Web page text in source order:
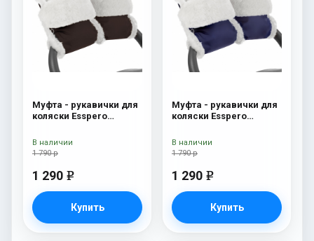
Муфта - рукавички для
коляски Esspero
шерсть) Chocolat
1 790 р
1 290 e
Купить
В наличии
Муфта - рукавички для
коляски Esspero
шерсть) Navy
1 790 р
1 290 e
Купить
В наличии